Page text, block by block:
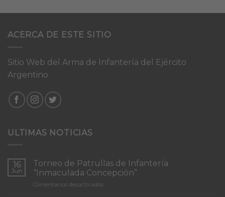
ACERCA DE ESTE SITIO
Sitio Web del Arma de Infantería del Ejército
Argentino
ULTIMAS NOTICIAS
16
Jun
Torneo de Patrullas de Infantería
“Inmaculada Concepción”
Comentarios desactivadosen